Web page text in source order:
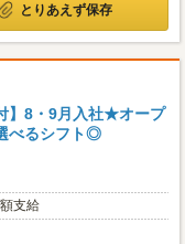
とりあえず保存
】8・9月入社★オープ
べるシフト◎
支給